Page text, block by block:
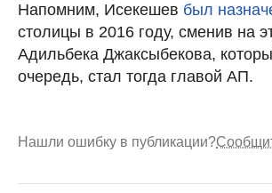
Напомним, Исекешев был
столицы в 2016 году, сменив на
Адильбека Джаксыбекова,
очередь, стал тогда главой АП.
Нашли ошибку в публикации?